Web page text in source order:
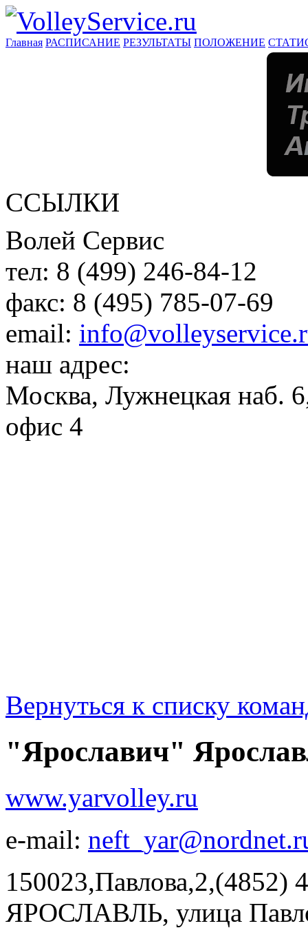
Главная РАСПИСАНИЕ РЕЗУЛЬТАТЫ ПОЛОЖЕНИЕ
ССЫЛКИ
Волей Сервис
тел: 8 (499) 246-84-12
факс: 8 (495) 785-07-69
email:
наш адрес:
Москва, Лужнецкая наб.
офис 4
Вернуться к списку
"Ярославич"
www.yarvolley.ru
e-mail:
ЯРОСЛАВЛЬ, улица